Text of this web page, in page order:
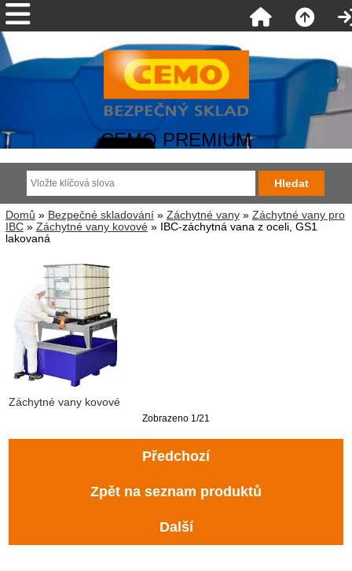
CEMO PREMIUM
Domů » Bezpečné skladování» Záchytné vany» Záchytné vany pro
IBC» Záchytné vany kovové» IBC-záchytná vana z oceli, GS1
lakovaná
Záchytné vany kovové
Zobrazeno 1/21
Předchozí
Zpět na seznam produktů
Další